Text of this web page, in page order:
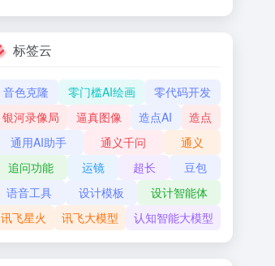
标签云
音色克隆 零门槛AI绘画
零代码开发
银河录像局
逼真图像 造点AI
造点
通用AI助手
通义千问
通义
追问功能
运镜 超长
豆包
语音工具
设计模板
设计智能体
讯飞星火
讯飞大模型 认知智能大模型